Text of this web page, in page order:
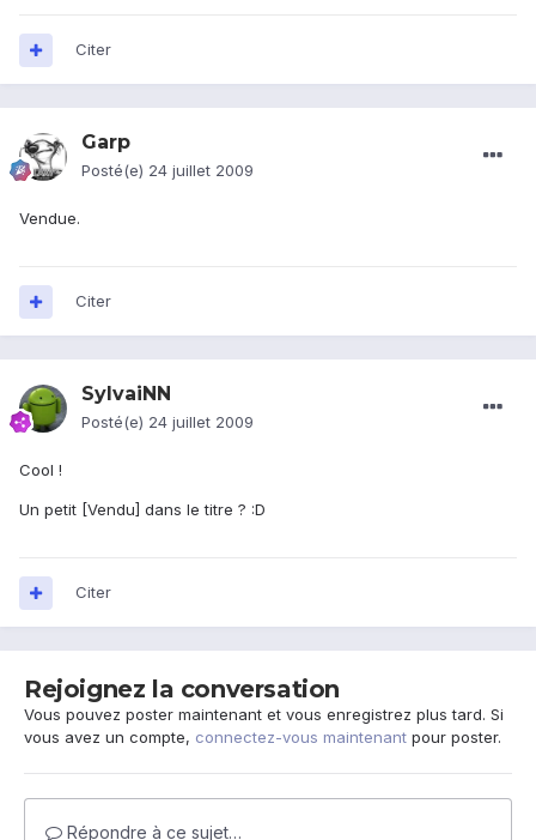
Citer
Garp
Posté(e) 24 juillet 2009
Vendue.
Citer
SylvaiNN
Posté(e) 24 juillet 2009
Cool !
Un petit [Vendu] dans le titre ? :D
Citer
Rejoignez la conversation
Vous pouvez poster maintenant et vous enregistrez plus tard. Si
vous avez un compte, connectez-vous maintenant pour poster.
Répondre à ce sujet…